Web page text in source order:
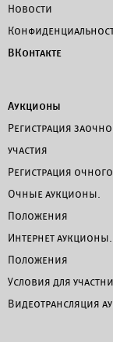
Новости
ВКонтакте
Аукционы
Регистрация
участия
Регистрация
Очные аукционы.
Положения
Интернет аукционы.
Положения
Условия для
Видеотрансляция